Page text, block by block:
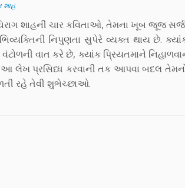
શાહ
શાહની ચાર કવિતાઓ, તેમના ખૂબ જૂજ
નિપુણતા સુપેરે વ્યક્ત થાય છે. ક્યાંક
વંટોળની વાત કરે છે, ક્યાંક પ્રિયતમાને
આ લેખ પ્રસિધ્ધ કરવાની તક આપવા બદલ
રહે તેવી શુભેચ્છાઓ.